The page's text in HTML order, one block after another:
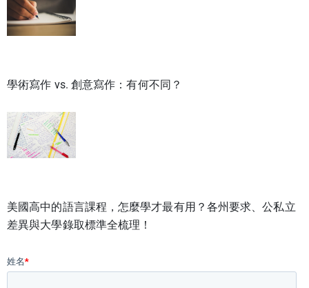
學術寫作 vs. 創意寫作：有何不同？
美國高中的語言課程，怎麼學才最有用？各州要求、公私立
差異與大學錄取標準全梳理！